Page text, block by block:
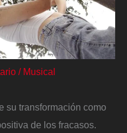
/ Musical
su transformación como
de los fracasos.